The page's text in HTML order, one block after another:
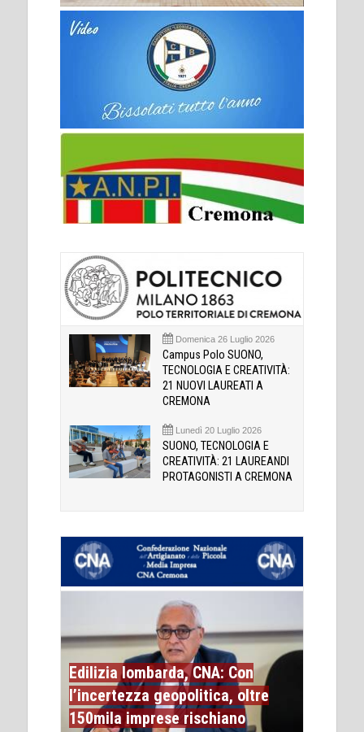
Domenica 26 Luglio 2026
Campus Polo SUONO,
TECNOLOGIA E CREATIVITÀ:
21 NUOVI LAUREATI A
CREMONA
Lunedì 20 Luglio 2026
SUONO, TECNOLOGIA E
CREATIVITÀ: 21 LAUREANDI
PROTAGONISTI A CREMONA
Edilizia lombarda, CNA: Con
l’incertezza geopolitica, oltre
150mila imprese rischiano